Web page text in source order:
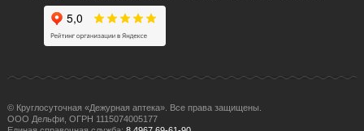
© Круглосуточная «Дежурная аптека». Все права защищены.
ООО Дельфи, ОГРН 1115074005177